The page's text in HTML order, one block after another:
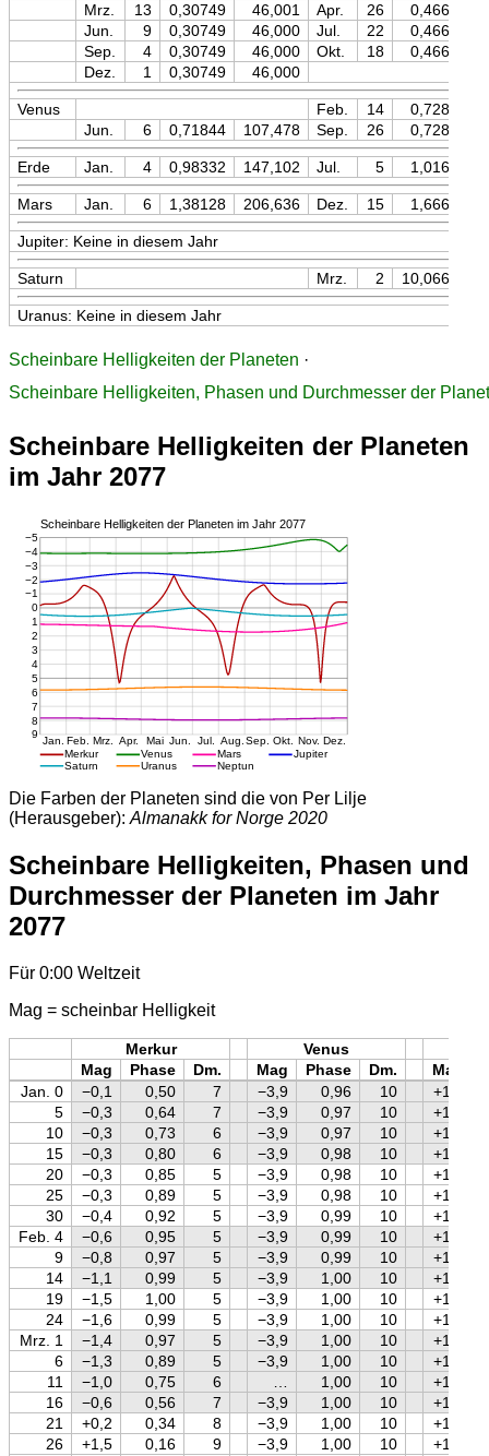
Mrz.
13 0,30749 46,001 Apr. 26
0,46670
Jun.
9 0,30749 46,000 Jul. 22
0,46671
Sep.
4 0,30749 46,000 Okt. 18
0,46671
Dez.
1 0,30749 46,000
Venus Feb. 14
0,72823
Jun.
6 0,71844 107,478 Sep. 26 0,72822
Erde Jan. 4 0,98332 147,102 Jul. 5 1,01665
Mars Jan. 6 1,38128 206,636 Dez. 15 1,66609
Jupiter: Keine in diesem Jahr
Saturn Mrz. 2 10,06679
Uranus: Keine in diesem Jahr
Scheinbare Helligkeiten der Planeten ·
Scheinbare Helligkeiten, Phasen und Durchmesser der
Scheinbare Helligkeiten der Planeten
im Jahr 2077
Die Farben der Planeten sind die von Per Lilje
(Herausgeber): Almanakk for Norge 2020
Scheinbare Helligkeiten, Phasen und
Durchmesser der Planeten im Jahr
2077
Für 0:00 Weltzeit
Mag = scheinbar Helligkeit
Merkur Venus
Mag
Phase Dm. Mag Phase Dm. Mag
Jan. 0
−0,1 0,50 7 −3,9 0,96 10
+1,2
5
−0,3 0,64 7 −3,9 0,97 10
+1,2
10
−0,3 0,73 6 −3,9 0,97 10
+1,2
15
−0,3 0,80 6 −3,9 0,98 10
+1,2
20
−0,3 0,85 5 −3,9 0,98 10
+1,2
25
−0,3 0,89 5 −3,9 0,98 10
+1,2
30
−0,4 0,92 5 −3,9 0,99 10
+1,2
Feb. 4
−0,6 0,95 5 −3,9 0,99 10
+1,2
9
−0,8 0,97 5 −3,9 0,99 10
+1,2
14
−1,1 0,99 5 −3,9 1,00 10
+1,2
19
−1,5 1,00 5 −3,9 1,00 10
+1,2
24
−1,6 0,99 5 −3,9 1,00 10
+1,2
Mrz. 1
−1,4 0,97 5 −3,9 1,00 10
+1,2
6
−1,3 0,89 5 −3,9 1,00 10
+1,2
11
−1,0 0,75 6 1,00 10
+1,2
16
−0,6 0,56 7 −3,9 1,00 10
+1,3
21
+0,2 0,34 8 −3,9 1,00 10
+1,3
26
+1,5 0,16 9 −3,9 1,00 10
+1,3